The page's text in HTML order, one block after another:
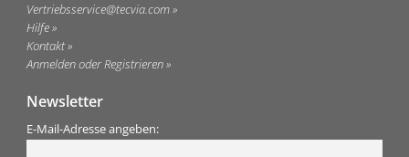
Vertriebsservice@tecvia.com
Hilfe
Kontakt
Anmelden oder Registrieren
Newsletter
E-Mail-Adresse angeben: